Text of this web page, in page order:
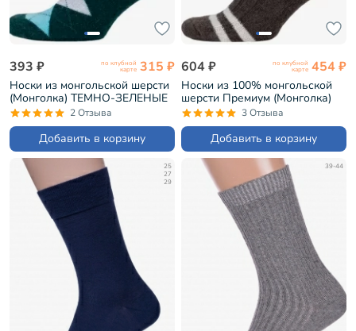
393 ₽ по клубной
карте 315 ₽
Носки из монгольской шерсти
(Монголка) ТЕМНО-ЗЕЛЕНЫЕ
(01183)
2 Отзыва
Добавить в корзину
604 ₽ по клубной
карте 454 ₽
Носки из 100% монгольской
шерсти Премиум (Монголка)
ТЕМНО-КОРИЧНЕВЫЕ (01195)
3 Отзыва
Добавить в корзину
25
27
29
39-44